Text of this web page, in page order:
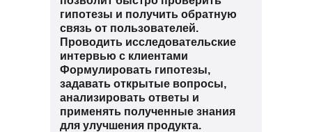
гипотезы и получить обратную
связь от пользователей.
Проводить исследовательские
интервью с клиентами
Формулировать гипотезы,
задавать открытые вопросы,
анализировать ответы и
применять полученные знания
для улучшения продукта.